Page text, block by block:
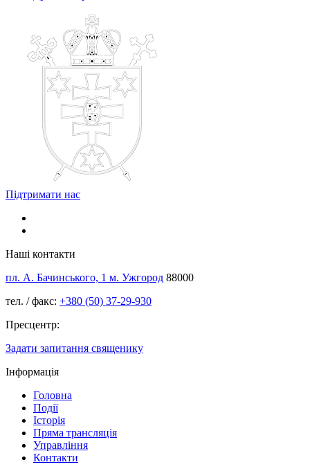
Підтримати нас
Наші контакти
пл. А. Бачинського, 1 м. Ужгород 88000
тел. / факс: +380 (50) 37-29-930
Пресцентр:
Задати запитання священику
Інформація
Головна
Події
Історія
Пряма трансляція
Управління
Контакти